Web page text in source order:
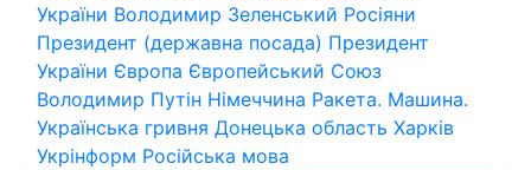
України Володимир Зеленський Росіяни
Президент (державна посада) Президент
України Європа Європейський Союз
Володимир Путін Німеччина Ракета. Машина.
Українська гривня Донецька область Харків
Укрінформ Російська мова